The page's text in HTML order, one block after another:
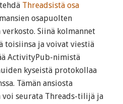
Threadsistä osa
osapuolten
Siinä kolmannet
toisiinsa ja voivat viestiä
ActivityPub-nimistä
kyseistä protokollaa
Tämän ansiosta
voi seurata Threads-tilijä ja